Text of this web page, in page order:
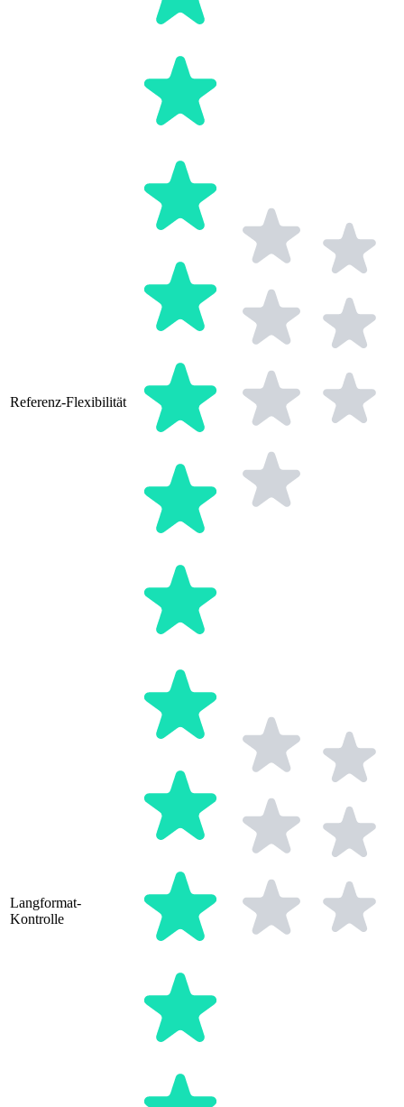
Referenz-Flexibilität
Langformat-
Kontrolle